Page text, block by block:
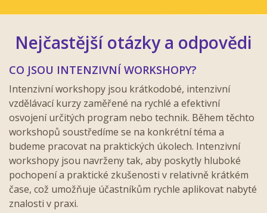
Nejčastější otázky a odpovědi
CO JSOU INTENZIVNÍ WORKSHOPY?
Intenzivní workshopy jsou krátkodobé, intenzivní
vzdělávací kurzy zaměřené na rychlé a efektivní
osvojení určitých program nebo technik. Během těchto
workshopů soustředíme se na konkrétní téma a
budeme pracovat na praktických úkolech. Intenzivní
workshopy jsou navrženy tak, aby poskytly hluboké
pochopení a praktické zkušenosti v relativně krátkém
čase, což umožňuje účastníkům rychle aplikovat nabyté
znalosti v praxi.